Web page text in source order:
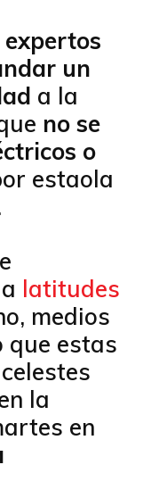
expertos
un
a la
no se
o
estaola
a latitudes
medios
que estas
la
en